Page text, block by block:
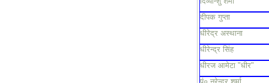
दीपक गुप्ता
धीरेद्र अस्थाना
धीरेन्द्र सिंह
धीरज आमेटा "धीर"